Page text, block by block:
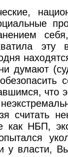
эту
думают
что
считать
как НБП,
власти,